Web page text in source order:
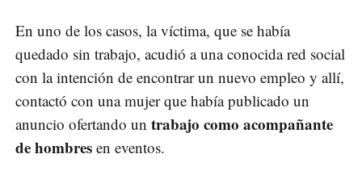
En uno de los casos, la víctima, que se había
quedado sin trabajo, acudió a una conocida red social
con la intención de encontrar un nuevo empleo y allí,
contactó con una mujer que había publicado un
anuncio ofertando un trabajo como acompañante
de hombres en eventos.